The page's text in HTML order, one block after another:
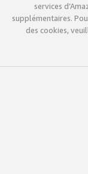
services
supplémentaires.
des cookies,